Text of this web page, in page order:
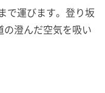
で運びます。登り坂
澄んだ空気を吸い